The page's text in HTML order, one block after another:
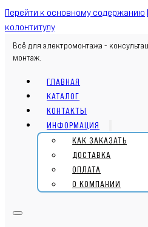
Перейти к основному содержанию
колонтитулу
Всё для электромонтажа -
монтаж.
ГЛАВНАЯ
КАТАЛОГ
КОНТАКТЫ
ИНФОРМАЦИЯ
КАК ЗАКАЗАТЬ
ДОСТАВКА
ОПЛАТА
О КОМПАНИИ